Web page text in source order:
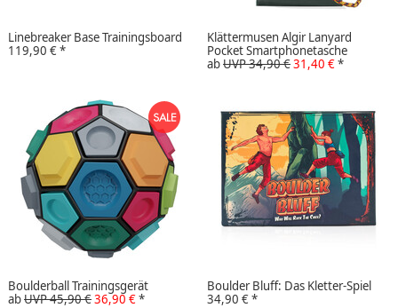
Linebreaker Base Trainingsboard
119,90 €*
Klättermusen Algir Lanyard
Pocket Smartphonetasche
abUVP 34,90 €31,40 €*
Boulderball Trainingsgerät
abUVP 45,90 €36,90 €*
Boulder Bluff: Das Kletter-Spiel
34,90 €*